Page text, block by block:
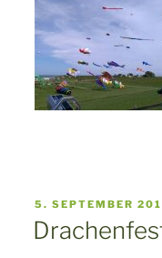
VERÖFFENTLICHT
5. SEPTEMBER